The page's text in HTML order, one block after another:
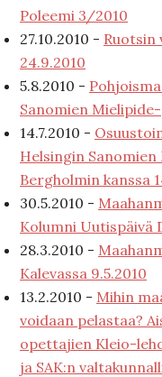
Poleemi 3/2010
27.10.2010 - Ruotsin
24.9.2010
5.8.2010 -
Sanomien
14.7.2010 -
Helsingin
Bergholmin kanssa
30.5.2010 -
Kolumni Uutispäivä
28.3.2010 -
Kalevassa 9.5.2010
13.2.2010 - Mihin
voidaan pelastaa?
opettajien Kleio-
ja SAK:n